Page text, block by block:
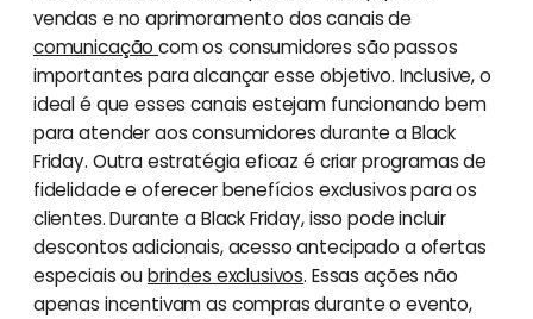
vendas e no aprimoramento dos canais de
comunicaçãocom os consumidores são passos
importantes para alcançar esse objetivo. Inclusive, o
ideal é que esses canais estejam funcionando bem
para atender aos consumidores durante a Black
Friday. Outra estratégia eficaz é criar programas de
fidelidade e oferecer benefícios exclusivos para os
clientes. Durante a Black Friday, isso pode incluir
descontos adicionais, acesso antecipado a ofertas
especiais oubrindes exclusivos. Essas ações não
apenas incentivam as compras durante o evento,